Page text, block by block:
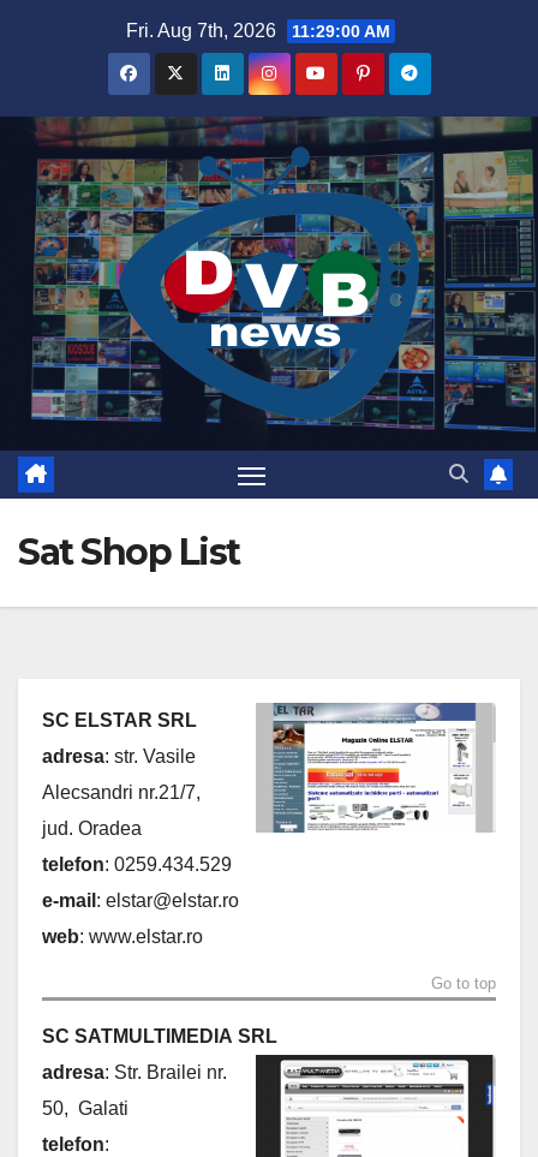
Fri. Aug 7th, 2026 11:29:01 AM
Sat Shop List
SC ELSTAR SRL
adresa: str. Vasile
Alecsandri nr.21/7,
jud. Oradea
telefon: 0259.434.529
e-mail : elstar@elstar.ro
web: www.elstar.ro
Go to top
SC SATMULTIMEDIA SRL
adresa: Str. Brailei nr.
50, Galati
telefon: